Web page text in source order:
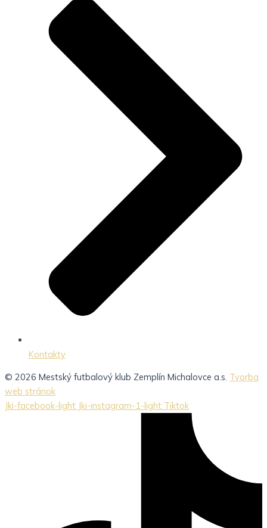
Kontakty
© 2026 Mestský futbalový klub Zemplín Michalovce a.s. Tvorba
web stránok
Jki-facebook-light Jki-instagram-1-light Tiktok